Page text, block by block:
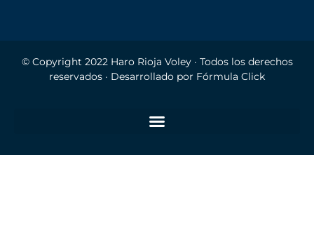
© Copyright 2022 Haro Rioja Voley· Todos los derechos
reservados · Desarrollado por Fórmula Click